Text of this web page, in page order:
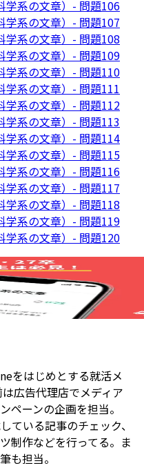
学系の文章）- 問題106
学系の文章）- 問題107
学系の文章）- 問題108
学系の文章）- 問題109
学系の文章）- 問題110
学系の文章）- 問題111
学系の文章）- 問題112
学系の文章）- 問題113
学系の文章）- 問題114
学系の文章）- 問題115
学系の文章）- 問題116
学系の文章）- 問題117
学系の文章）- 問題118
学系の文章）- 問題119
学系の文章）- 問題120
をはじめとする就活メ
広告代理店でメディア
ペーンの企画を担当。
ている記事のチェック、
制作などを行ってる。ま
も担当。